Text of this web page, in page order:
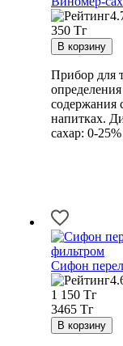
350 Тг
Прибор для
содержания
напитках.
сахар: 0-
Сифон
1 150 Тг
3465 Тг